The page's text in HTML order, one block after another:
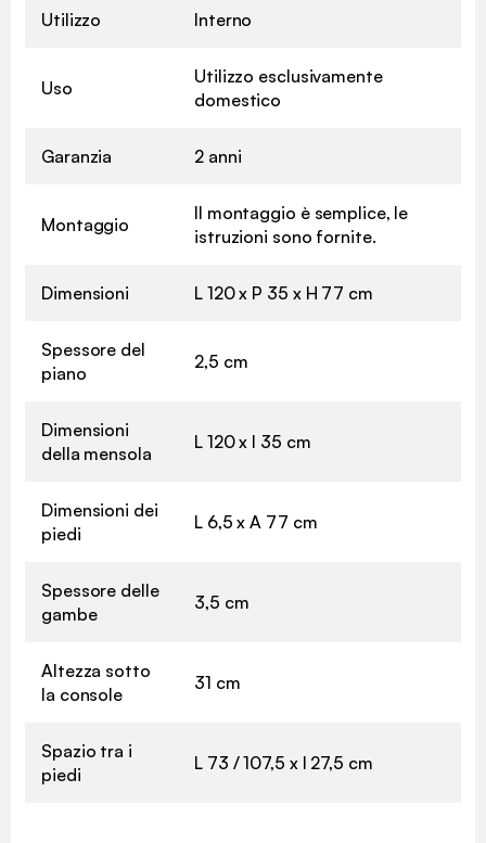
Utilizzo Interno
Uso
Utilizzo esclusivamente
domestico
Garanzia 2 anni
Montaggio
Il montaggio è semplice, le
istruzioni sono fornite.
Dimensioni L 120 x P 35 x H 77 cm
Spessore del
piano
2,5 cm
Dimensioni
della mensola
L 120 x l 35 cm
Dimensioni dei
piedi
L 6,5 x A 77 cm
Spessore delle
gambe
3,5 cm
Altezza sotto
la console
31 cm
Spazio tra i
piedi
L 73 / 107,5 x l 27,5 cm